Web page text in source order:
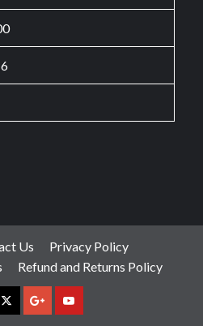
Us
Privacy Policy
Refund and Returns Policy
TwitterGoogleYouTube